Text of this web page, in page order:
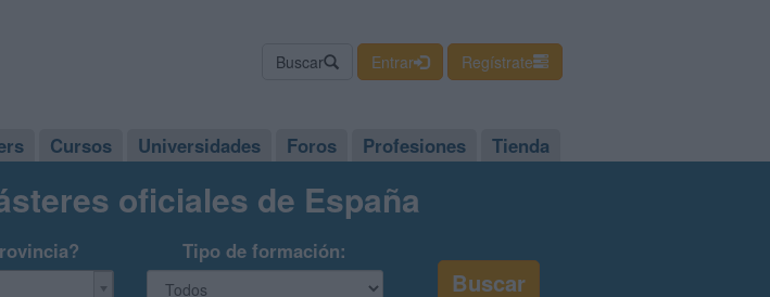
Buscar Entrar Regístrate
Cursos Universidades Foros Profesiones Tienda
oficiales de España
Tipo de formación: